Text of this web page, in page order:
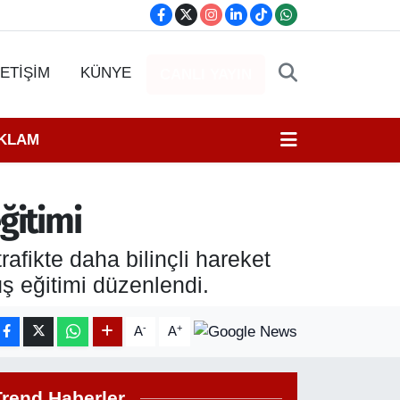
KÜNYE
daha bilinçli hareket
eğitimi düzenlendi.
A- A+